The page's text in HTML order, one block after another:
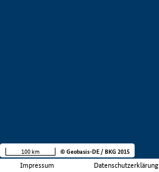
Impressum Datenschutzerklärung
100 km © Geobasis-DE / BKG 2015